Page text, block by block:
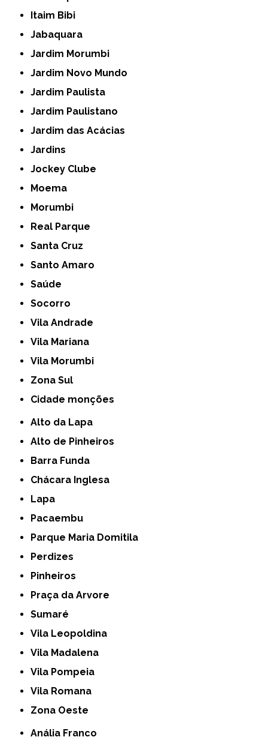
Itaim Bibi
Jabaquara
Jardim Morumbi
Jardim Novo Mundo
Jardim Paulista
Jardim Paulistano
Jardim das Acácias
Jardins
Jockey Clube
Moema
Morumbi
Real Parque
Santa Cruz
Santo Amaro
Saúde
Socorro
Vila Andrade
Vila Mariana
Vila Morumbi
Zona Sul
cidade monções
Alto da Lapa
Alto de Pinheiros
Barra Funda
Chácara Inglesa
Lapa
Pacaembu
Parque Maria Domitila
Perdizes
Pinheiros
Praça da Arvore
Sumaré
Vila Leopoldina
Vila Madalena
Vila Pompeia
Vila Romana
Zona Oeste
Anália Franco